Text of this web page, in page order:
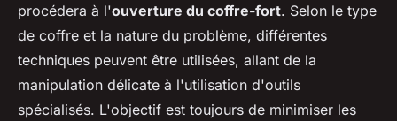
procédera à l'ouverture du coffre-fort. Selon le type
de coffre et la nature du problème, différentes
techniques peuvent être utilisées, allant de la
manipulation délicate à l'utilisation d'outils
spécialisés. L'objectif est toujours de minimiser les